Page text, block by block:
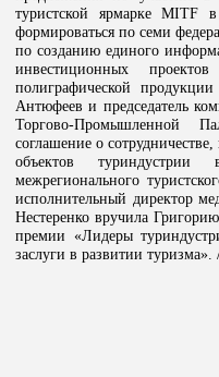
туристской ярмарке MITF
формироваться по семи
по созданию единого
инвестиционных
полиграфической
Антюфеев и председатель
Торгово-Промышленной
соглашение о
объектов
межрегионального
исполнительный директор
Нестеренко вручила
премии «Лидеры
заслуги в развитии